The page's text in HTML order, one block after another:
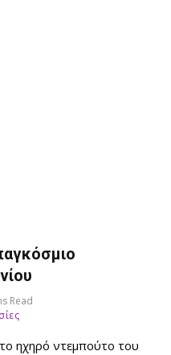
Read
ηχηρό ντεμπούτο του